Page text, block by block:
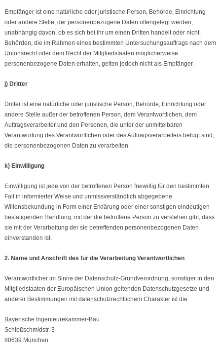
Empfänger ist eine natürliche oder juristische Person, Behörde, Einrichtung
oder andere Stelle, der personenbezogene Daten offengelegt werden,
unabhängig davon, ob es sich bei ihr um einen Dritten handelt oder nicht.
Behörden, die im Rahmen eines bestimmten Untersuchungsauftrags nach dem
Unionsrecht oder dem Recht der Mitgliedstaaten möglicherweise
personenbezogene Daten erhalten, gelten jedoch nicht als Empfänger.
j) Dritter
Dritter ist eine natürliche oder juristische Person, Behörde, Einrichtung oder
andere Stelle außer der betroffenen Person, dem Verantwortlichen, dem
Auftragsverarbeiter und den Personen, die unter der unmittelbaren
Verantwortung des Verantwortlichen oder des Auftragsverarbeiters befugt sind,
die personenbezogenen Daten zu verarbeiten.
k) Einwilligung
Einwilligung ist jede von der betroffenen Person freiwillig für den bestimmten
Fall in informierter Weise und unmissverständlich abgegebene
Willensbekundung in Form einer Erklärung oder einer sonstigen eindeutigen
bestätigenden Handlung, mit der die betroffene Person zu verstehen gibt, dass
sie mit der Verarbeitung der sie betreffenden personenbezogenen Daten
einverstanden ist.
2. Name und Anschrift des für die Verarbeitung Verantwortlichen
Verantwortlicher im Sinne der Datenschutz-Grundverordnung, sonstiger in den
Mitgliedstaaten der Europäischen Union geltenden Datenschutzgesetze und
anderer Bestimmungen mit datenschutzrechtlichem Charakter ist die:
Bayerische Ingenieurekammer-Bau
Schloßschmidstr. 3
80639 München